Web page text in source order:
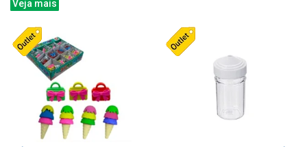
Veja mais